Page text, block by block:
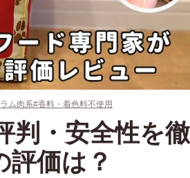
ム肉系#香料・着色料不使用
判・安全性を
評価は？